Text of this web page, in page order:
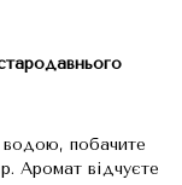
побачите
Аромат відчуєте